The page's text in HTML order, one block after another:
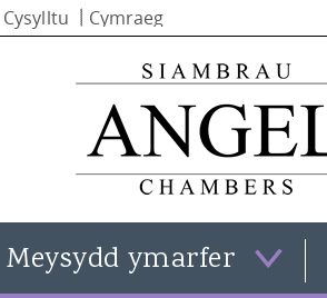
Skip to
main
content
Cysylltu
Meysydd ymarfer